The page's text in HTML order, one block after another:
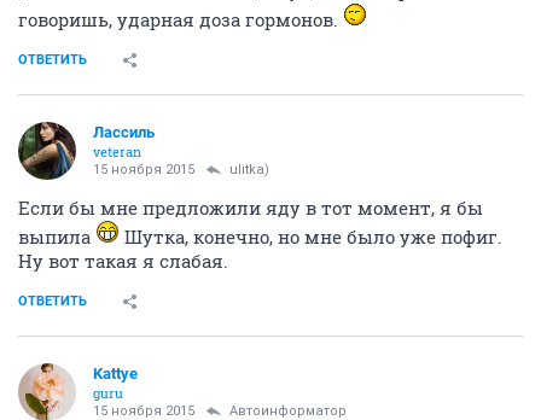
говоришь, ударная доза гормонов.
ОТВЕТИТЬ
Лассиль
veteran
15 ноября 2015 ulitka)
Если бы мне предложили яду в тот момент, я бы
выпила
Шутка, конечно, но мне было уже пофиг.
Ну вот такая я слабая.
ОТВЕТИТЬ
Kattye
guru
15 ноября 2015 Автоинформатор